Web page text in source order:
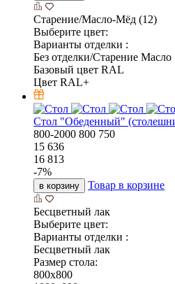
Старение/Масло-Мёд (12)
Выберите цвет:
Варианты отделки :
Без отделки/Старение Масло
Базовый цвет RAL
Цвет RAL+
Стол "Обеденный"
800-2000 800 750
15 636
16 813
-7%
в корзину Товар в корзине
Бесцветный лак
Выберите цвет:
Варианты отделки :
Бесцветный лак
Размер стола:
800x800